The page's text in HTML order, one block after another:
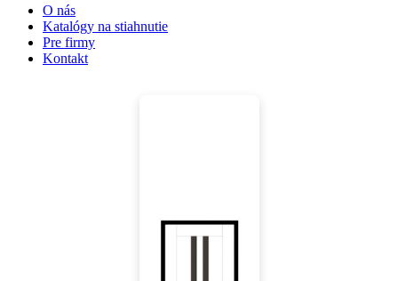
O nás
Katalógy na stiahnutie
Pre firmy
Kontakt